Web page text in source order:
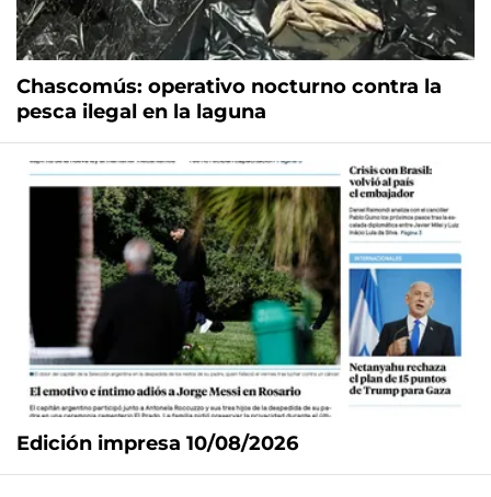
Chascomús: operativo nocturno contra la
pesca ilegal en la laguna
Edición impresa 10/08/2026